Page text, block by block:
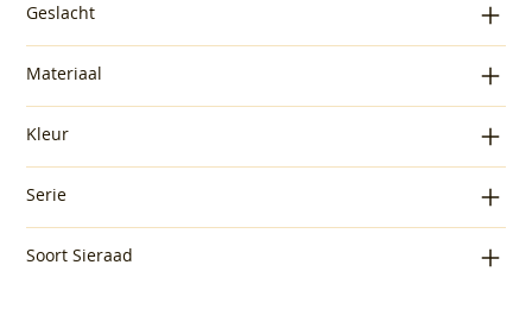
Geslacht
Materiaal
Kleur
Serie
Soort Sieraad